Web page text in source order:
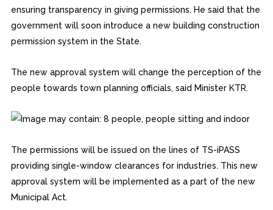
ensuring transparency in giving permissions. He said that the
government will soon introduce a new building construction
permission system in the State.
The new approval system will change the perception of the
people towards town planning officials, said Minister KTR.
The permissions will be issued on the lines of TS-iPASS
providing single-window clearances for industries. This new
approval system will be implemented as a part of the new
Municipal Act.